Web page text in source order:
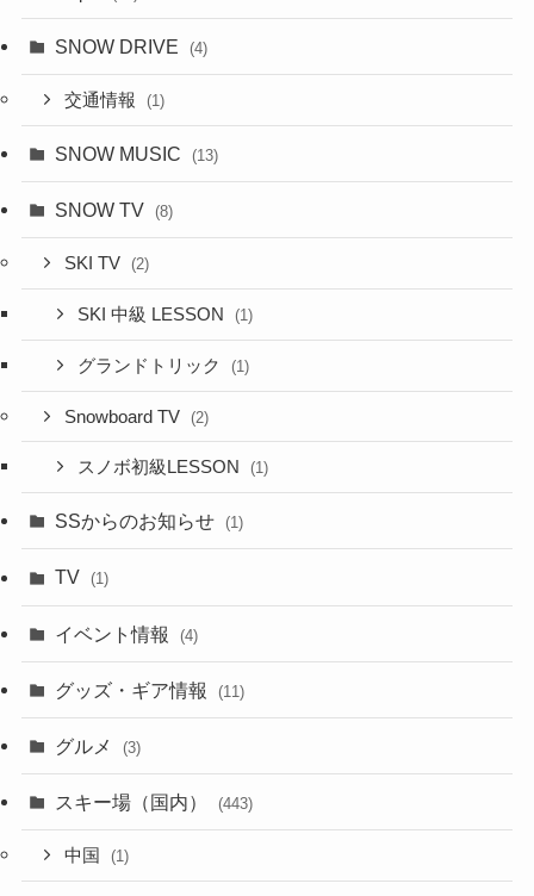
SNOW DRIVE (4)
交通情報 (1)
SNOW MUSIC (13)
SNOW TV (8)
SKI TV (2)
SKI 中級 LESSON (1)
グランドトリック (1)
Snowboard TV (2)
スノボ初級LESSON (1)
SSからのお知らせ (1)
TV (1)
イベント情報 (4)
グッズ・ギア情報 (11)
グルメ (3)
スキー場（国内） (443)
中国 (1)